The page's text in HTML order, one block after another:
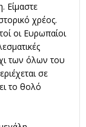
Είμαστε
χρέος.
οι Ευρωπαίοι
των όλων του
σε
το θολό